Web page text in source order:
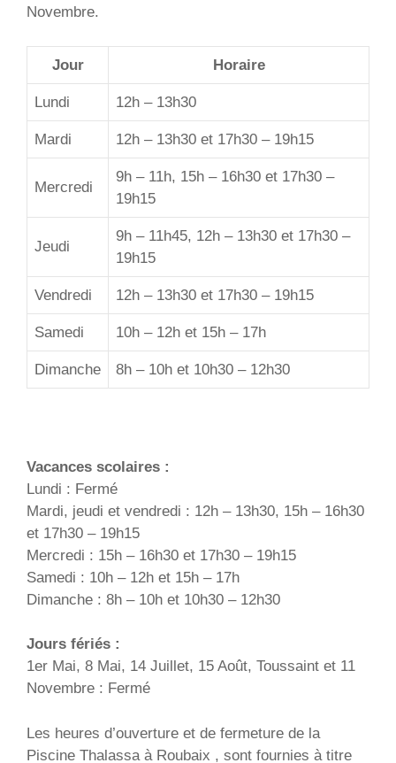
Novembre.
Jour Horaire
Lundi 12h – 13h30
Mardi 12h – 13h30 et 17h30 – 19h15
Mercredi
9h – 11h, 15h – 16h30 et 17h30 –
19h15
Jeudi
9h – 11h45, 12h – 13h30 et 17h30 –
19h15
Vendredi 12h – 13h30 et 17h30 – 19h15
Samedi 10h – 12h et 15h – 17h
Dimanche 8h – 10h et 10h30 – 12h30
Vacances scolaires :
Lundi : Fermé
Mardi, jeudi et vendredi : 12h – 13h30, 15h – 16h30
et 17h30 – 19h15
Mercredi : 15h – 16h30 et 17h30 – 19h15
Samedi : 10h – 12h et 15h – 17h
Dimanche : 8h – 10h et 10h30 – 12h30
Jours fériés :
1er Mai, 8 Mai, 14 Juillet, 15 Août, Toussaint et 11
Novembre : Fermé
Les heures d’ouverture et de fermeture de la
Piscine Thalassa à Roubaix , sont fournies à titre